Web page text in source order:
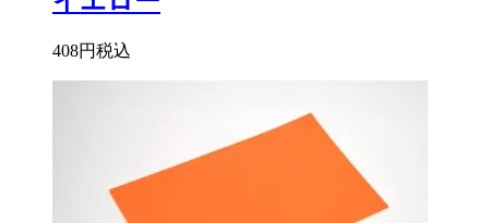
408円税込